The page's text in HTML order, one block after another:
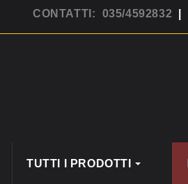
CONTATTI: 035/4592832
TUTTI I PRODOTTI